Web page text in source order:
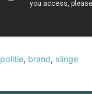
politie, brand, slinge